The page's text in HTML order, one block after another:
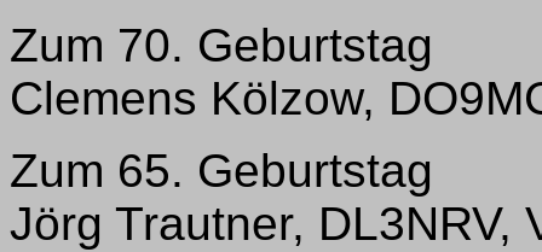
Zum 70. Geburtstag
Clemens Kölzow,
Zum 65. Geburtstag
Jörg Trautner, DL3NRV,